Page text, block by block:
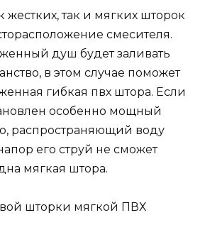
так и мягких шторок
смесителя.
душ будет заливать
в этом случае поможет
гибкая пвх штора. Если
особенно мощный
распространяющий воду
его струй не сможет
мягкая штора.
шторки мягкой ПВХ